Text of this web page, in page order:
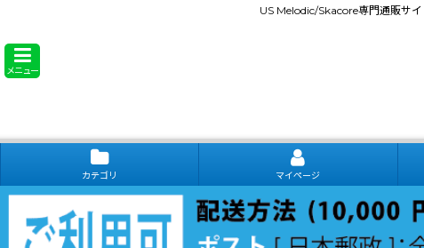
US Melodic/Skacore専門通販サ
メニュー
カテゴリ マイページ